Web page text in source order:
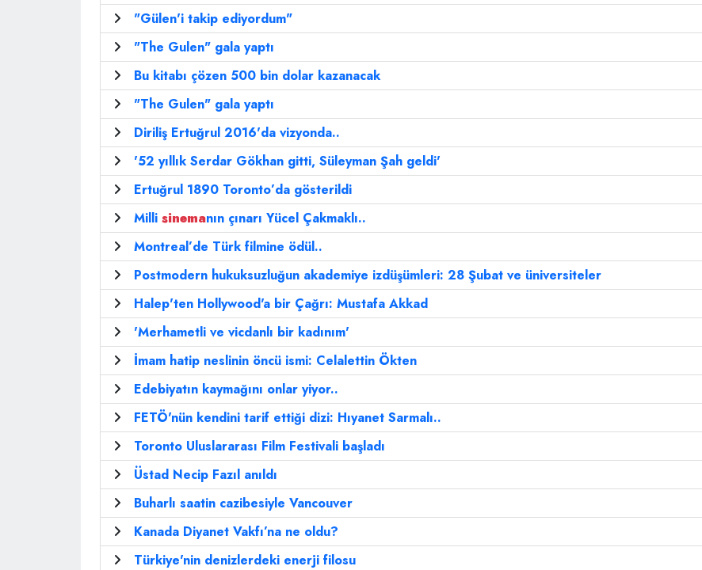
"Gülen'i takip ediyordum"
"The Gulen" gala yaptı
Bu kitabı çözen 500 bin dolar kazanacak
"The Gulen" gala yaptı
Diriliş Ertuğrul 2016'da vizyonda..
'52 yıllık Serdar Gökhan gitti, Süleyman Şah geldi'
Ertuğrul 1890 Toronto’da gösterildi
Milli sinemanın çınarı Yücel Çakmaklı..
Montreal’de Türk filmine ödül..
Postmodern hukuksuzluğun akademiye izdüşümleri: 28 Şubat ve üniversiteler
Halep'ten Hollywood'a bir Çağrı: Mustafa Akkad
'Merhametli ve vicdanlı bir kadınım'
İmam hatip neslinin öncü ismi: Celalettin Ökten
Edebiyatın kaymağını onlar yiyor..
FETÖ'nün kendini tarif ettiği dizi: Hıyanet Sarmalı..
Toronto Uluslararası Film Festivali başladı
Üstad Necip Fazıl anıldı
Buharlı saatin cazibesiyle Vancouver
Kanada Diyanet Vakfı’na ne oldu?
Türkiye'nin denizlerdeki enerji filosu